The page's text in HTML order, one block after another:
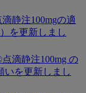
静注100mgの適
を更新しまし
滴静注100mg の
いを更新しまし